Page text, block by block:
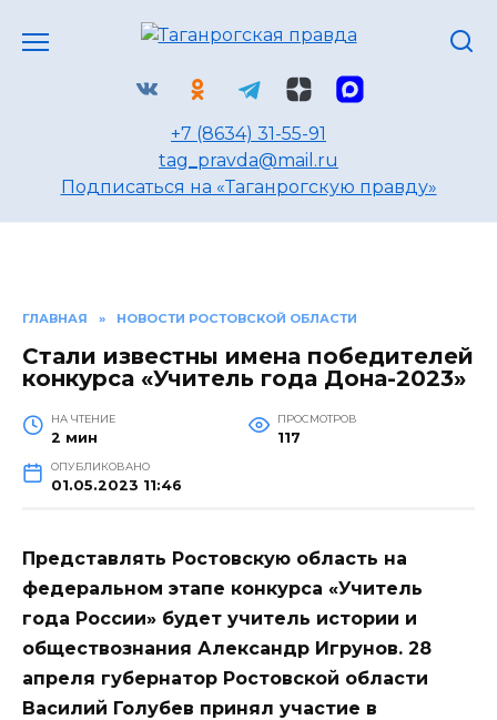
+7 (8634) 31-55-91
tag_pravda@mail.ru
Подписаться на «Таганрогскую правду»
ГЛАВНАЯ » НОВОСТИ РОСТОВСКОЙ ОБЛАСТИ
Стали известны имена победителей
конкурса «Учитель года Дона-2023»
НА ЧТЕНИЕ
2 мин
ПРОСМОТРОВ
117
ОПУБЛИКОВАНО
01.05.2023 11:46
Представлять Ростовскую область на
федеральном этапе конкурса «Учитель
года России» будет учитель истории и
обществознания Александр Игрунов. 28
апреля губернатор Ростовской области
Василий Голубев принял участие в